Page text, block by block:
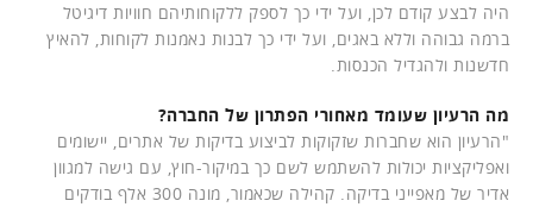
היה לבצע קודם לכן, ועל ידי כך לספק ללקוחותיהם חוויות דיגיטל
ברמה גבוהה וללא באגים, ועל ידי כך לבנות נאמנות לקוחות, להאיץ
חדשנות ולהגדיל הכנסות.
מה הרעיון שעומד מאחורי הפתרון של החברה?
"הרעיון הוא שחברות שזקוקות לביצוע בדיקות של אתרים, יישומים
ואפליקציות יכולות להשתמש לשם כך במיקור-חוץ, עם גישה למגוון
אדיר של מאפייני בדיקה. קהילה שכאמור, מונה 300 אלף בודקים